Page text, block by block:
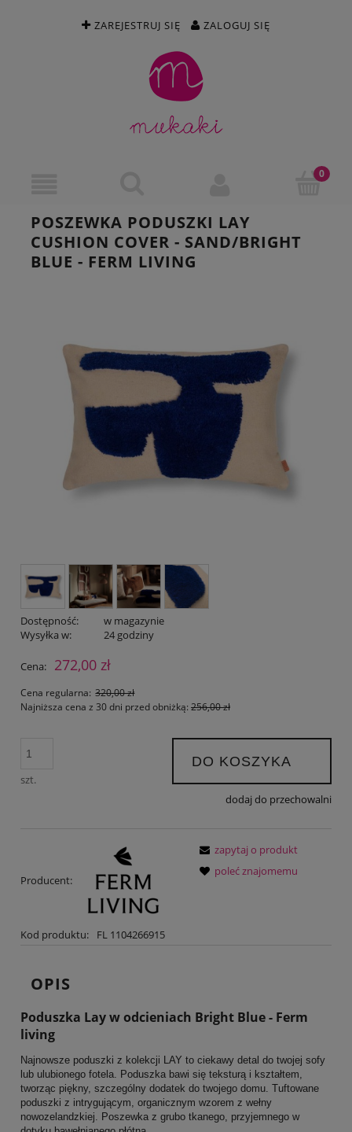
ZAREJESTRUJ SIĘ ZALOGUJ SIĘ
POSZEWKA PODUSZKI LAY
CUSHION COVER - SAND/BRIGHT
BLUE - FERM LIVING
Dostępność:
w magazynie
Wysyłka w:
24 godziny
Cena: 272,00 zł
Cena regularna: 320,00 zł
Najniższa cena z 30 dni przed obniżką: 256,00 zł
szt.
DO KOSZYKA
dodaj do przechowalni
Producent:
Kod produktu: FL 1104266915
zapytaj o produkt
poleć znajomemu
OPIS
Poduszka Lay w odcieniach Bright Blue - Ferm
living
Najnowsze poduszki z kolekcji LAY to ciekawy detal do twojej sofy
lub ulubionego fotela. Poduszka bawi się teksturą i kształtem,
tworząc piękny, szczególny dodatek do twojego domu. Tuftowane
poduszki z intrygującym, organicznym wzorem z wełny
nowozelandzkiej. Poszewka z grubo tkanego, przyjemnego w